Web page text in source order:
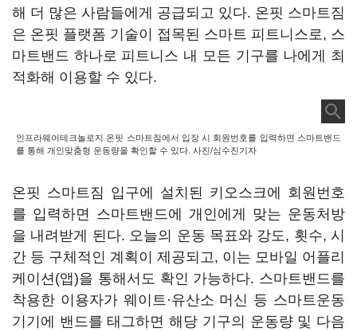
해 더 많은 사람들에게 공급되고 있다. 온핏 스마트짐
은 온핏 플랫폼 기술이 접목된 스마트 피트니스로, 스
마트밴드 하나로 피트니스 내 모든 기구를 나에게 최
적화해 이용할 수 있다.
인프라웨어테크놀로지 온핏 스마트짐에서 입장 시 회원번호를 입력하면 스마트밴드
를 통해 개인맞춤형 운동량을 확인할 수 있다. 사진/심수진기자
온핏 스마트짐 입구에 설치된 키오스크에 회원번호
를 입력하면 스마트밴드에 개인에게 맞는 운동처방
을 내려받게 된다. 오늘의 운동 목표와 강도, 횟수, 시
간 등 구체적인 계획이 제공되고, 이는 모바일 어플리
케이션(앱)을 통해서도 확인 가능하다. 스마트밴드를
착용한 이용자가 웨이트·유산소 머신 등 스마트운동
기기에 밴드를 태그하면 해당 기구의 운동량 및 다음